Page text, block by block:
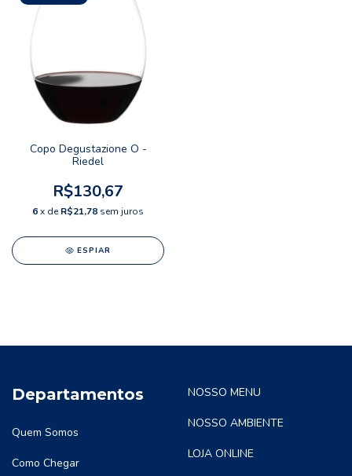
Copo Degustazione O -
Riedel
R$130,67
6x deR$21,78 sem juros
ESPIAR
Departamentos
Quem Somos
Como Chegar
NOSSO MENU
NOSSO AMBIENTE
LOJA ONLINE